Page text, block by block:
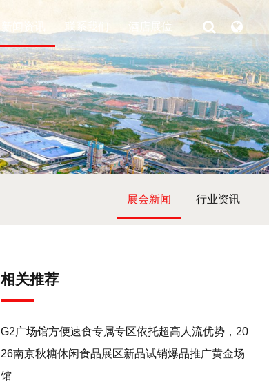
酒店展位
展会新闻 行业资讯
相关推荐
G2广场馆方便速食专属专区依托超高人流优势，20
26南京秋糖休闲食品展区新品试销爆品推广黄金场
馆